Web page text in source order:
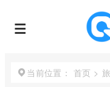
当前位置： 首页 >